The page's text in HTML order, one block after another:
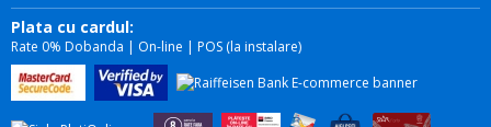
Plata cu cardul:
Rate 0% Dobanda | On-line | POS (la instalare)